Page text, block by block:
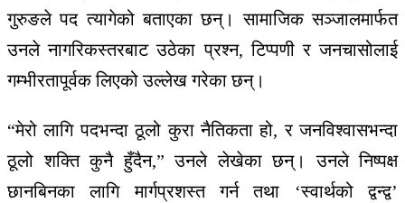
गुरुङले पद त्यागेको बताएका छन्। सामाजिक सञ्जालमार्फत
उनले नागरिकस्तरबाट उठेका प्रश्न, टिप्पणी र जनचासोलाई
गम्भीरतापूर्वक लिएको उल्लेख गरेका छन्।
“मेरो लागि पदभन्दा ठूलो कुरा नैतिकता हो, र जनविश्वासभन्दा
ठूलो शक्ति कुनै हुँदैन,” उनले लेखेका छन्। उनले निष्पक्ष
छानबिनका लागि मार्गप्रशस्त गर्न तथा ‘स्वार्थको द्वन्द्व’